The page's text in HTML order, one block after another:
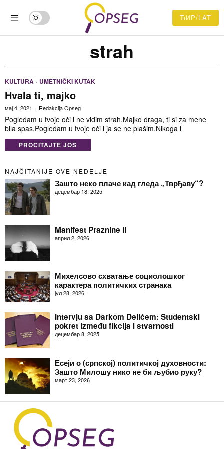
ЋИР/LAT
strah
KULTURA · UMETNIČKI KUTAK
Hvala ti, majko
мај 4, 2021 Redakcija Opseg
Pogledam u tvoje oči i ne vidim strah.Majko draga, ti si za mene
bila spas.Pogledam u tvoje oči i ja se ne plašim.Nikoga i
PROČITAJTE JOŠ
NAJČITANIJE OVE NEDELJE
Зашто неко плаче кад гледа „Тврђаву“?
децембар 18, 2025
Manifest Praznine II
април 2, 2026
Михелсово схватање социолошког
карактера политичких странака
јул 28, 2026
Intervju sa Darkom Delićem: Studentski
pokret između fikcija i stvarnosti
децембар 8, 2025
Есеји о (српској) политичкој духовности:
Зашто Милошу нико не би љубио руку?
март 23, 2026